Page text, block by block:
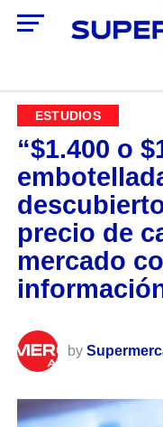
ESTUDIOS
“$1.400 o
precio de
mercado
by